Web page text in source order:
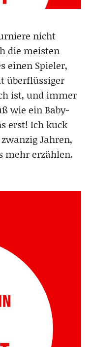
nicht
die meisten
einen Spieler,
überflüssiger
ist, und immer
wie ein Baby-
erst! Ich kuck
Jahren,
mehr erzählen.